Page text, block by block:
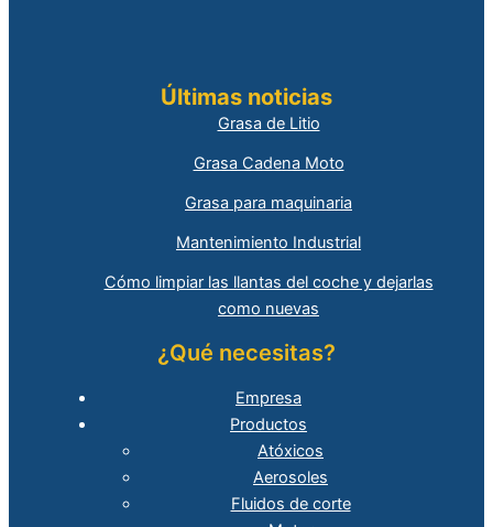
Últimas noticias
Grasa de Litio
Grasa Cadena Moto
Grasa para maquinaria
Mantenimiento Industrial
Cómo limpiar las llantas del coche y dejarlas
como nuevas
¿Qué necesitas?
Empresa
Productos
Atóxicos
Aerosoles
Fluidos de corte